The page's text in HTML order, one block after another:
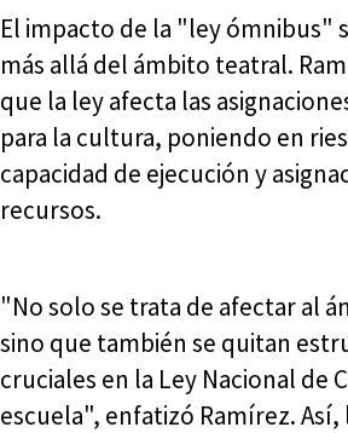
El impacto de la "ley ómnibus"
más allá del ámbito teatral.
que la ley afecta las
para la cultura, poniendo en
capacidad de ejecución y
recursos.
"No solo se trata de afectar al
sino que también se quitan
cruciales en la Ley Nacional de
escuela", enfatizó Ramírez. Así,